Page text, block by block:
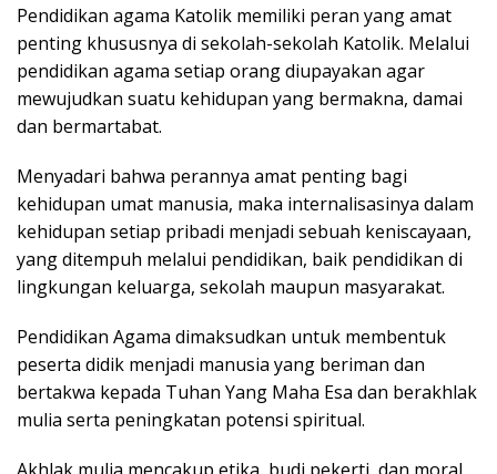
Pendidikan agama Katolik memiliki peran yang amat
penting khususnya di sekolah-sekolah Katolik. Melalui
pendidikan agama setiap orang diupayakan agar
mewujudkan suatu kehidupan yang bermakna, damai
dan bermartabat.
Menyadari bahwa perannya amat penting bagi
kehidupan umat manusia, maka internalisasinya dalam
kehidupan setiap pribadi menjadi sebuah keniscayaan,
yang ditempuh melalui pendidikan, baik pendidikan di
lingkungan keluarga, sekolah maupun masyarakat.
Pendidikan Agama dimaksudkan untuk membentuk
peserta didik menjadi manusia yang beriman dan
bertakwa kepada Tuhan Yang Maha Esa dan berakhlak
mulia serta peningkatan potensi spiritual.